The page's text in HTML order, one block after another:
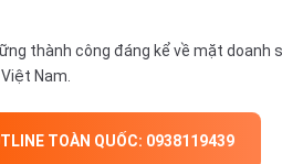
thành công đáng kể về mặt doanh
Nam.
TOÀN QUỐC: 0938119439